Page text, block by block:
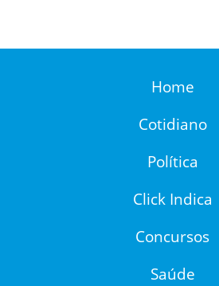
Home
Cotidiano
Política
Click Indica
Concursos
Saúde